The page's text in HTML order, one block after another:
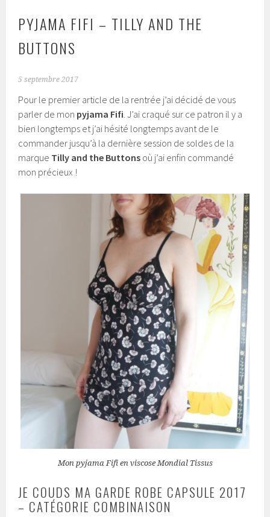
PYJAMA FIFI – TILLY AND THE
BUTTONS
5 septembre 2017
Pour le premier article de la rentrée j’ai décidé de vous
parler de mon pyjama Fifi. J’ai craqué sur ce patron il y a
bien longtemps et j’ai hésité longtemps avant de le
commander jusqu’à la dernière session de soldes de la
marque Tilly and the Buttons où j’ai enfin commandé
mon précieux !
Mon pyjama Fifi en viscose Mondial Tissus
JE COUDS MA GARDE ROBE CAPSULE 2017
– CATÉGORIE COMBINAISON